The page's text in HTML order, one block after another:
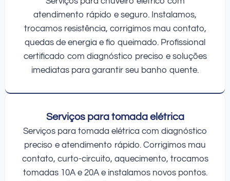
atendimento rápido e seguro. Instalamos,
trocamos resistência, corrigimos mau contato,
quedas de energia e fio queimado. Profissional
certificado com diagnóstico preciso e soluções
imediatas para garantir seu banho quente.
Serviços para tomada elétrica
Serviços para tomada elétrica com diagnóstico
preciso e atendimento rápido. Corrigimos mau
contato, curto-circuito, aquecimento, trocamos
tomadas 10A e 20A e instalamos novos pontos.